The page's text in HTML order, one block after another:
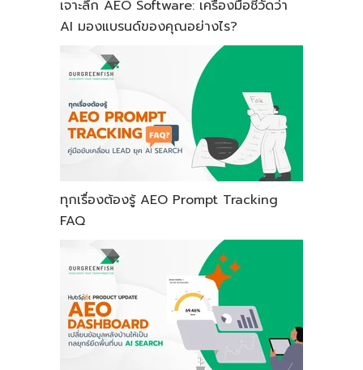
เจาะลึก AEO Software: เครื่องมือชี้วัดว่า
AI มองแบรนด์ของคุณอย่างไร?
ทุกเรื่องต้องรู้ AEO Prompt Tracking
FAQ